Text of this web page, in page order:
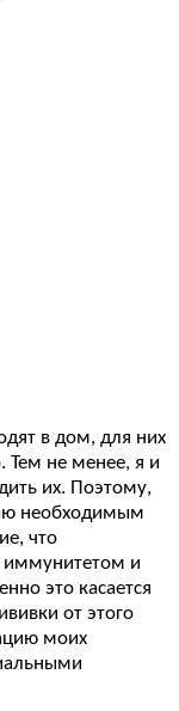
в дом, для них
Тем не менее, я и
их. Поэтому,
необходимым
что
и
это касается
от этого
моих